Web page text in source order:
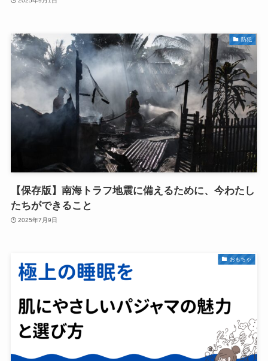
防犯
【保存版】南海トラフ地震に備えるために、今わたし
たちができること
2025年7月9日
おもちゃ